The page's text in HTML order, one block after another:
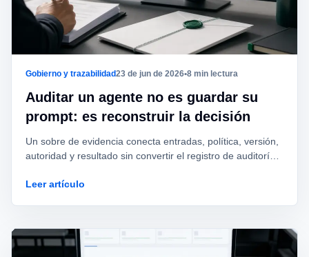
Gobierno y trazabilidad23 de jun de 2026•8 min lectura
Auditar un agente no es guardar su
prompt: es reconstruir la decisión
Un sobre de evidencia conecta entradas, política, versión,
autoridad y resultado sin convertir el registro de auditoría
Leer artículo